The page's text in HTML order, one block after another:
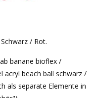
/ Rot.
banane bioflex /
acryl beach ball schwarz /
als separate Elemente in